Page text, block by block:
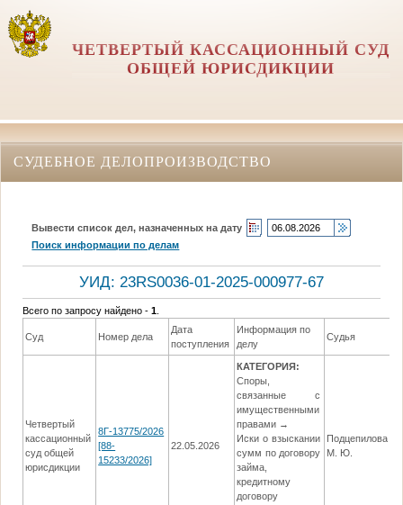
ЧЕТВЕРТЫЙ КАССАЦИОННЫЙ СУД
ОБЩЕЙ ЮРИСДИКЦИИ
СУДЕБНОЕ ДЕЛОПРОИЗВОДСТВО
Вывести список дел, назначенных на дату
Поиск информации по делам
УИД: 23RS0036-01-2025-000977-67
Всего по запросу найдено -1
Суд Номер дела
Дата
поступления
Информация по
делу
Судья
Четвертый
кассационный
суд общей
юрисдикции
8Г-13775/2026
[88-
15233/2026]
22.05.2026
КАТЕГОРИЯ:
Споры,
связанные с
имущественными
правами →
Иски о взыскании
сумм по договору
займа,
кредитному
договору
Подцепилова
М. Ю.